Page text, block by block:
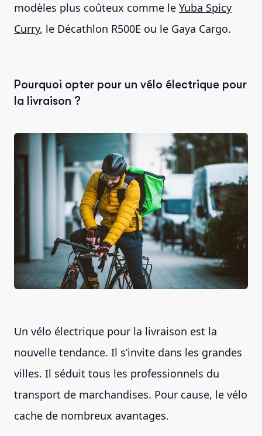
modèles plus coûteux comme le Yuba Spicy
Curry, le Décathlon R500E ou le Gaya Cargo.
Pourquoi opter pour un vélo électrique pour
la livraison ?
Un vélo électrique pour la livraison est la
nouvelle tendance. Il s’invite dans les grandes
villes. Il séduit tous les professionnels du
transport de marchandises. Pour cause, le vélo
cache de nombreux avantages.